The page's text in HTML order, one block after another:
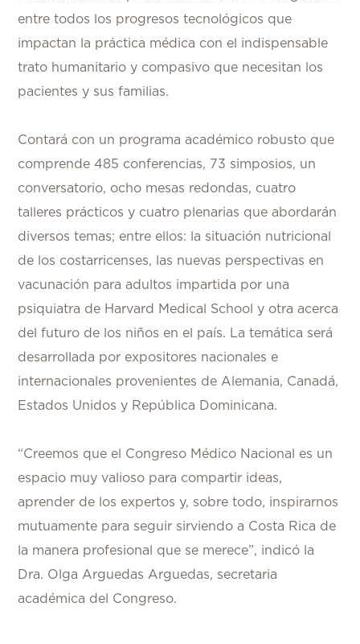
entre todos los progresos tecnológicos que
impactan la práctica médica con el indispensable
trato humanitario y compasivo que necesitan los
pacientes y sus familias.
Contará con un programa académico robusto que
comprende 485 conferencias, 73 simposios, un
conversatorio, ocho mesas redondas, cuatro
talleres prácticos y cuatro plenarias que abordarán
diversos temas; entre ellos: la situación nutricional
de los costarricenses, las nuevas perspectivas en
vacunación para adultos impartida por una
psiquiatra de Harvard Medical School y otra acerca
del futuro de los niños en el país. La temática será
desarrollada por expositores nacionales e
internacionales provenientes de Alemania, Canadá,
Estados Unidos y República Dominicana.
“Creemos que el Congreso Médico Nacional es un
espacio muy valioso para compartir ideas,
aprender de los expertos y, sobre todo, inspirarnos
mutuamente para seguir sirviendo a Costa Rica de
la manera profesional que se merece”, indicó la
Dra. Olga Arguedas Arguedas, secretaria
académica del Congreso.